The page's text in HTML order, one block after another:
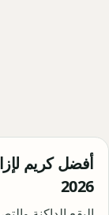
أفضل كريم
2026